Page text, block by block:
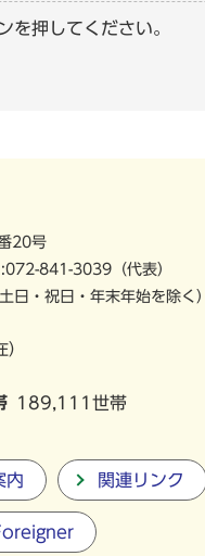
を押してください。
20号
841-3039（代表）
土日・祝日・年末年始を除く）
189,111世帯
内 関連リンク